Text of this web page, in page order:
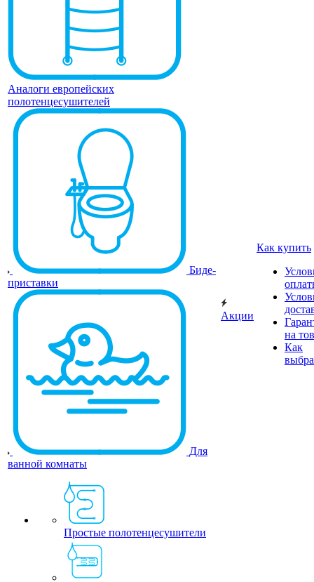
Аналоги европейских
полотенцесушителей
Биде-
приставки
Для
ванной комнаты
Простые полотенцесушители
Акции
Как купить
на
Как